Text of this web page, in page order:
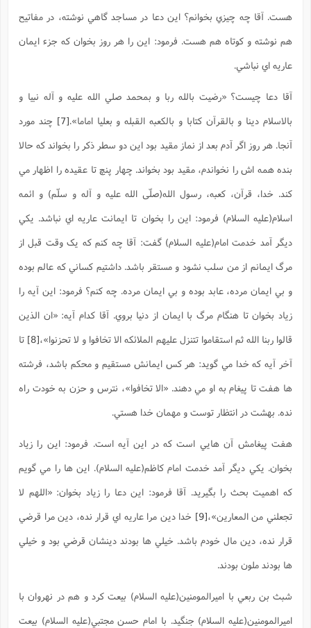
هست. آقا چه چيزي بخوانم؟ اين دعا در مساجد گاهي نوشته، در مفاتيح
هم نوشته و کوتاه هم هست. فرمود: اين را هر روز بخوان که جزء ايمان
عاريه اي نباشي.
آقا دعا چيست؟ «رضيت بالله ربا و بمحمد صلي الله عليه و آله نبيا و
بالاسلام دينا و بالقرآن کتابا و بالکعبه القبله و بعليا اماما».[7]
چند مورد
آنجا. هر روز اگر آدم بعد از نماز مقيد بود اين دو سطر ذکر را بخواند که حالا
بنده همه اش را نخواندم، مقيد بود بخواند. چهار پنچ تا عقيده را اظهار مي
کند. خدا، قرآن، کعبه، رسول الله(صلّی الله علیه و آله و سلّم) و ائمه
اسلام(علیه السلام) فرمود: اين را بخوان تا ايمانت عاريه اي نباشد. يکي
ديگر آمد خدمت امام(علیه السلام) گفت: آقا چه کنم که يک وقت قبل از
مرگ ايمانم از من سلب نشود و مستقر باشد. داشتيم کساني که عالم بوده
و بي ايمان مرده، عابد بوده و بي ايمان مرده. چه کنم؟ فرمود: اين آيه را
زياد بخوان تا هنگام مرگ با ايمان از دنيا بروي. آقا کدام آيه: «ان الذين
قالوا ربنا الله ثم استقاموا تتنزل عليهم الملائکه الا تخافوا و لا تحزنوا»،[8]
تا
آخر آيه که خدا مي گويد: هر کس ايمانش مستقيم و محکم باشد، فرشته
ها هفت تا پيغام به او مي دهند. «الا تخافوا»، نترس و حزن به خودت راه
نده. بهشت در انتظار توست و مهمان خدا هستي.
هفت پيغامش آن هايي است که در اين آيه است. فرمود: اين را زياد
بخوان. يکي ديگر آمد خدمت امام کاظم(علیه السلام). اين ها را مي گويم
که اهميت بحث را بگيريد. آقا فرمود: اين دعا را زياد بخوان: «اللهم لا
تجعلني من المعارين»،[9]
خدا دين مرا عاريه اي قرار نده، دين مرا قرضي
قرار نده، دين مال خودم باشد. خيلي ها بودند دينشان قرضي بود و خيلي
ها بودند ملون بودند.
شبث بن ربعي با اميرالمومنين(علیه السلام) بيعت کرد و هم در نهروان با
اميرالمومنين(علیه السلام) جنگيد. با امام حسن مجتبي(علیه السلام) بيعت